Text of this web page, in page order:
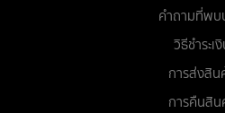
คำถามที่พ
วิธีชำระเ
การส่งสิน
การคืนสิน